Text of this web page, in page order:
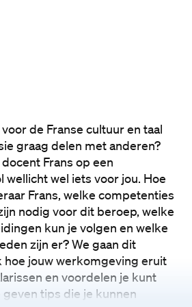
de Franse cultuur en taal
graag delen met anderen?
Frans op een
wellicht wel iets voor jou. Hoe
Frans, welke competenties
nodig voor dit beroep, welke
kun je volgen en welke
zijn er? We gaan dit
hoe jouw werkomgeving eruit
en voordelen je kunt
tips die je kunnen